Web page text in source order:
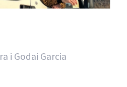
i Godai Garcia